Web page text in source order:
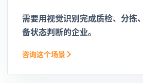
需要用视觉识别完成质检、分拣
备状态判断的企业。
咨询这个场景